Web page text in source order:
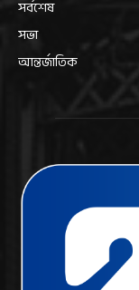
সর্বশেষ
সভা
আন্তর্জাতিক